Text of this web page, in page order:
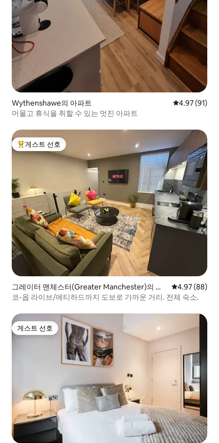
Wythenshawe의 아파트 평점 4.97점
4.97 (91)
머물고 휴식을 취할 수 있는 멋진 아파트
상위 게스트 선호
게스트 선호
그레이터 맨체스터(Greater Manchester)의 아
파트
평점 4.97점(5
4.97 (88)
코-옵 라이브/에티하드까지 도보로 가까운 거리. 전체 숙소.
게스트 선호
게스트 선호